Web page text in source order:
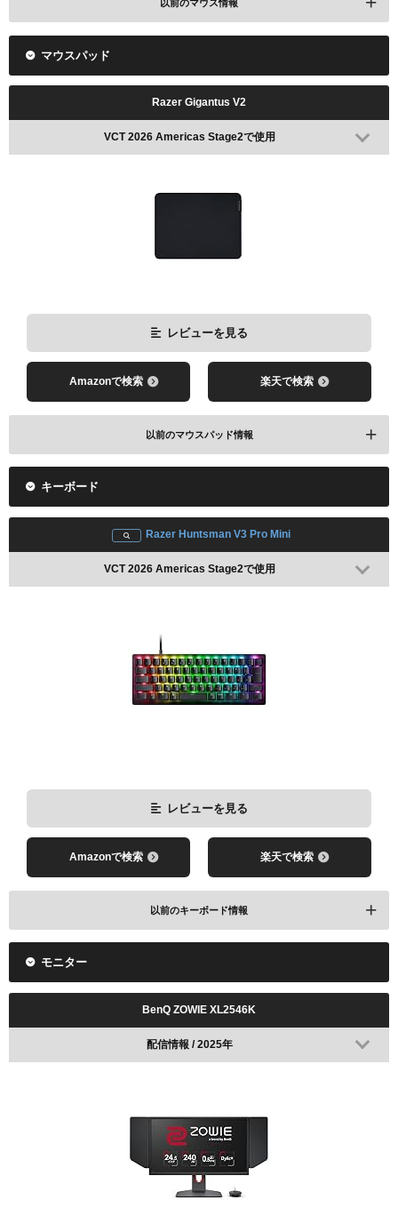
以前のマウス情報
VALORANT Champions 2025で使用
VALORANT Champions 2024で使用(BLACK)
マウスパッド
Razer Gigantus V2
VCT 2026 Americas Stage2で使用
レビューを見る
Amazonで検索 楽天で検索
以前のマウスパッド情報
配信情報 / 2025年(L)
Amazonで検索 楽天で検索
レビューを見る
Amazonで検索 楽天で検索
BenQ ZOWIE G-SR-SE Gris
Amazonで検索 楽天で検索
キーボード
Razer Huntsman V3 Pro Mini
VCT 2026 Americas Stage2で使用
レビューを見る
Amazonで検索 楽天で検索
以前のキーボード情報
配信情報 / 2025年
Wooting 60HE(+)
モニター
BenQ ZOWIE XL2546K
配信情報 / 2025年